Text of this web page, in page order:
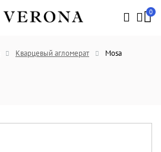
0
Кварцевый агломерат Mosa